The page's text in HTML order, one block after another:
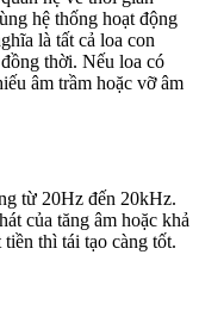
hệ thống hoạt động
là tất cả loa con
thời. Nếu loa có
âm trầm hoặc vỡ âm
từ 20Hz đến 20kHz.
của tăng âm hoặc khả
thì tái tạo càng tốt.